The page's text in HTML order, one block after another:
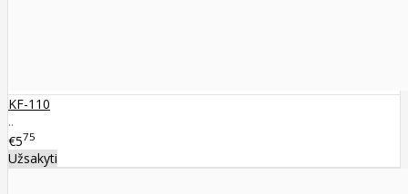
KF-110
..
€575
Užsakyti